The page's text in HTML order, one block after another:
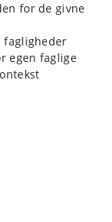
for de givne
fagligheder
egen faglige